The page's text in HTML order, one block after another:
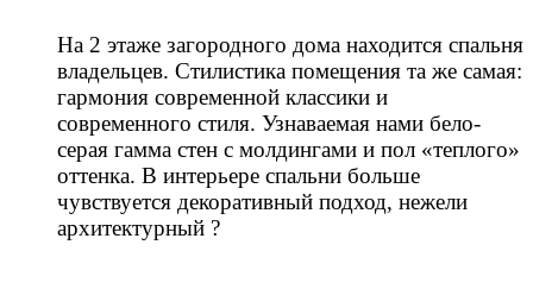
На 2 этаже загородного дома находится спальня
владельцев. Стилистика помещения та же самая:
гармония современной классики и
современного стиля. Узнаваемая нами бело-
серая гамма стен с молдингами и пол «теплого»
оттенка. В интерьере спальни больше
чувствуется декоративный подход, нежели
архитектурный ?